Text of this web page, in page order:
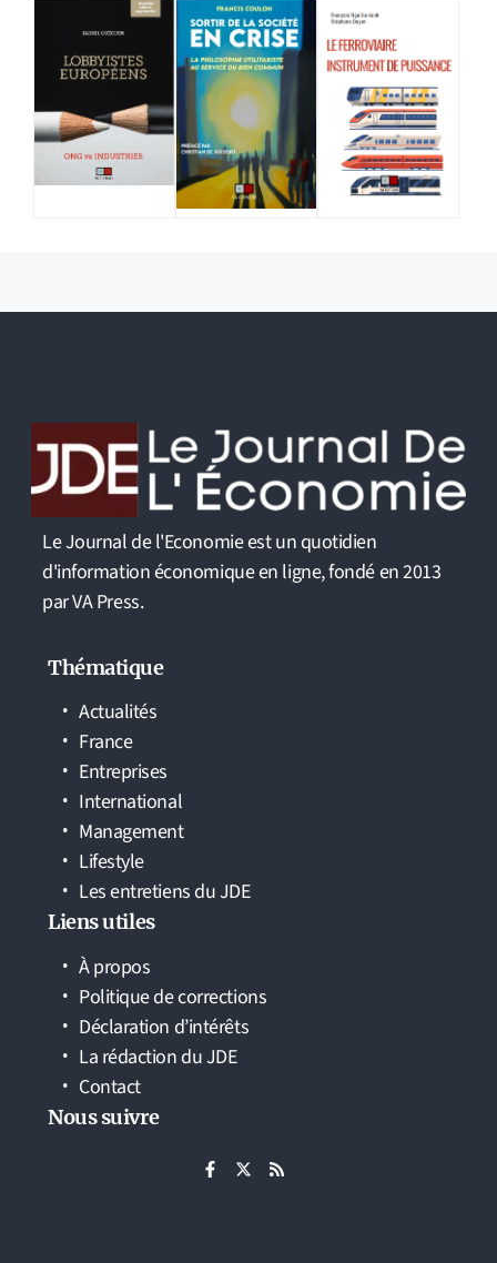
Le Journal de l'Economie est un quotidien
d'information économique en ligne, fondé en 2013
par VA Press.
Thématique
Actualités
France
Entreprises
International
Management
Lifestyle
Les entretiens du JDE
Liens utiles
À propos
Politique de corrections
Déclaration d’intérêts
La rédaction du JDE
Contact
Nous suivre